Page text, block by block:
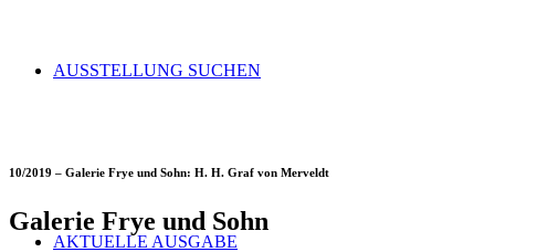
AUSSTELLUNG SUCHEN
AKTUELLE AUSGABE
10/2019 – Galerie Frye und Sohn: H. H. Graf von Merveldt
Galerie Frye und Sohn